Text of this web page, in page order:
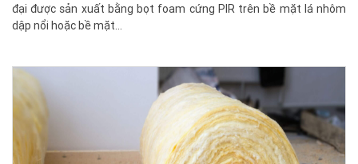
đại được sản xuất bằng bọt foam cứng PIR trên bề mặt lá nhôm
dập nổi hoặc bề mặt...